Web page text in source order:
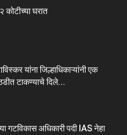
कोटीच्या घरात
यांना जिल्हाधिकाऱ्यांनी एक
टाकण्याचे दिले...
गटविकास अधिकारी पदी IAS नेहा